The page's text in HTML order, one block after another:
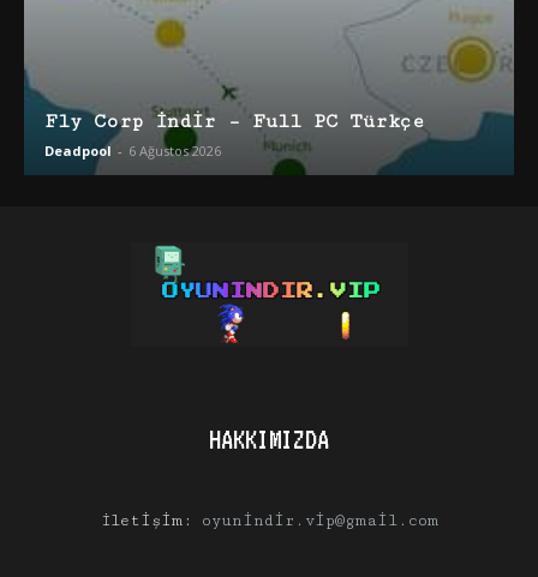
Fly Corp İndir – Full PC Türkçe
Deadpool - 6 Ağustos 2026
HAKKIMIZDA
İletişim: oyunindir.vip@gmail.com